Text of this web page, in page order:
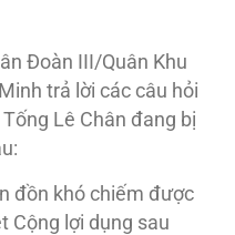
Ðoàn III/Quân Khu
trả lời các câu hỏi
Lê Chân đang bị
đồn khó chiếm được
Cộng lợi dụng sau